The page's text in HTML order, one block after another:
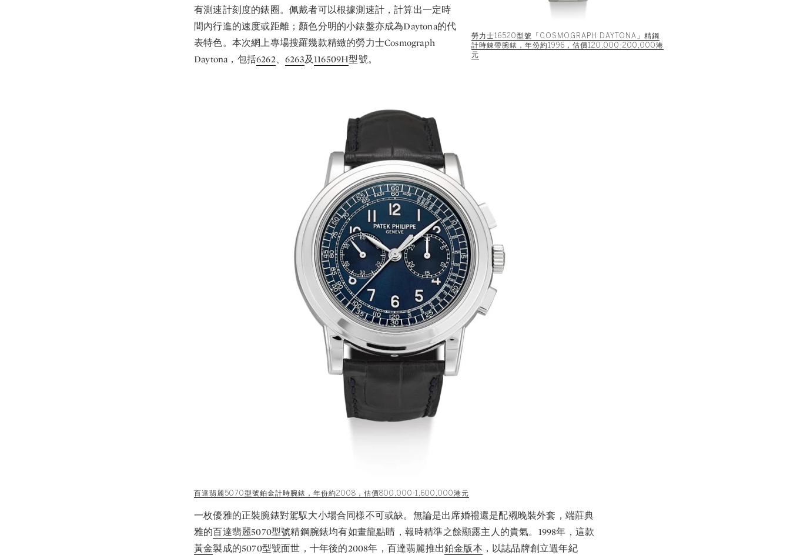
勞力士16520型號「COSMOGRAPH DAYTONA」精鋼
計時鍊帶腕錶，年份約1996，估價120,000-200,000港
元
有測速計刻度的錶圈。佩戴者可以根據測速計，計算出一定時
間內行進的速度或距離；顏色分明的小錶盤亦成為Daytona的代
表特色。本次網上專場搜羅幾款精緻的勞力士Cosmograph
Daytona，包括6262、6263及116509H型號。
百達翡麗5070型號鉑金計時腕錶，年份約2008，估價800,000-1,600,000港元
一枚優雅的正裝腕錶對駕馭大小場合同樣不可或缺。無論是出席婚禮還是配襯晚裝外套，端莊典
雅的百達翡麗5070型號精鋼腕錶均有如畫龍點睛，報時精準之餘顯露主人的貴氣。1998年，這款
黃金製成的5070型號面世，十年後的2008年，百達翡麗推出鉑金版本 ，以誌品牌創立週年紀